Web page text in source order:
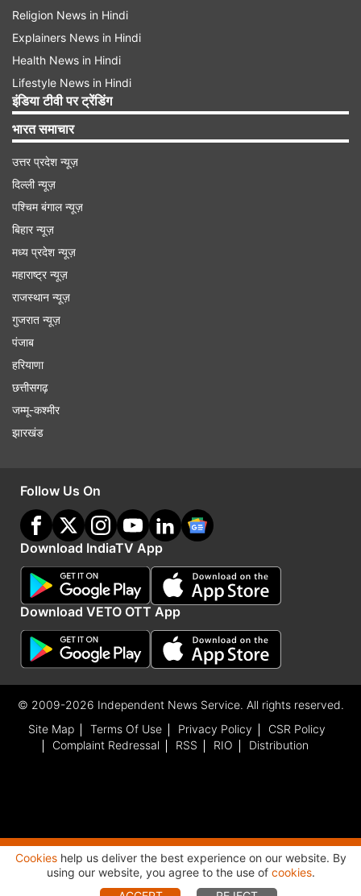
Religion News in Hindi
Explainers News in Hindi
Health News in Hindi
Lifestyle News in Hindi
इंडिया टीवी पर ट्रेंडिंग
भारत समाचार
उत्तर प्रदेश न्यूज़
दिल्ली न्यूज़
पश्चिम बंगाल न्यूज़
बिहार न्यूज़
मध्य प्रदेश न्यूज़
महाराष्ट्र न्यूज़
राजस्थान न्यूज़
गुजरात न्यूज़
पंजाब
हरियाणा
छत्तीसगढ़
जम्मू-कश्मीर
झारखंड
Follow Us On
Download IndiaTV App
Download VETO OTT App
© 2009-2026 Independent News Service. All rights reserved.
Site Map
Terms Of Use Privacy Policy
CSR Policy
Complaint Redressal
RSS RIO Distribution
Advertisement
Cookieshelp us deliver the best experience on our website. By
using our website, you agree to the use of cookies.